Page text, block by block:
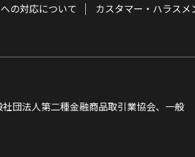
の対応について
カスタマー・ハラスメ
団法人第二種金融商品取引業協会、一般